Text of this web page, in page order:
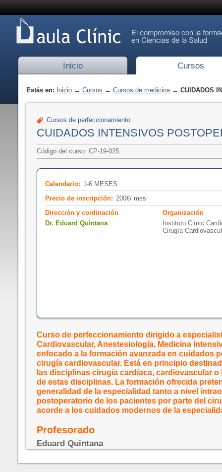
Inicio Cursos
Estás en: Inicio→ Cursos → Cursos de medicina→ CUIDADOS
Cursos de perfeccionamiento
CUIDADOS INTENSIVOS
Código del curso: CP-19-025.
Calendario: 1-6 MESES
Precio de inscripción: 200€/ mes
Dirección y cordinación
Dr. Eduard Quintana
Organización
Instituto Clínic
Cirugía
Curso de perfeccionamiento dirigido a
Cardiovascular, Anestesiología, Medicina
enfocado a la formación avanzada en cuidados
cirugía cardiovascular. Está en principio
las disciplinas cirugía cardíaca, cardiovascular o
de estas disciplinas. La formación ofrecida
generalidad de la especialidad tanto a nivel
postoperatorio de los pacientes por parte del
acorde a los cuidados modernos de la
Profesorado
Eduard Quintana